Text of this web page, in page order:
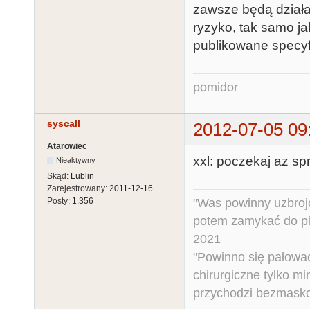
zawsze będą
ryzyko, tak samo
publikowane
pomidor
syscall 2012-07-05
Atarowiec
Nieaktywny
Skąd: Lublin
Zarejestrowany: 2011-12-16
Posty: 1,356
xxl: poczekaj az
"Was powinny
potem zamykać do
2021
"Powinno się
chirurgiczne tylko
przychodzi